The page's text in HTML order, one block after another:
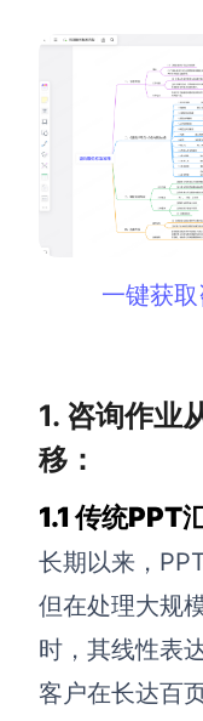
高效协作
团队协作提效
素材整理
在线白板
查看所有场景
一键获
1. 咨询作业
移：
1.1 传统PPT
长期以来，
但在处理大规
时，其线性表
客户在长达百